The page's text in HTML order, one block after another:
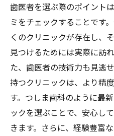
歯医者を選ぶ際のポイント
ミをチェックすることです
くのクリニックが存在し、
見つけるためには実際に訪
た、歯医者の技術力も見逃
持つクリニックは、より精
す。つしま歯科のように最
ックを選ぶことで、安心し
きます。さらに、経験豊富